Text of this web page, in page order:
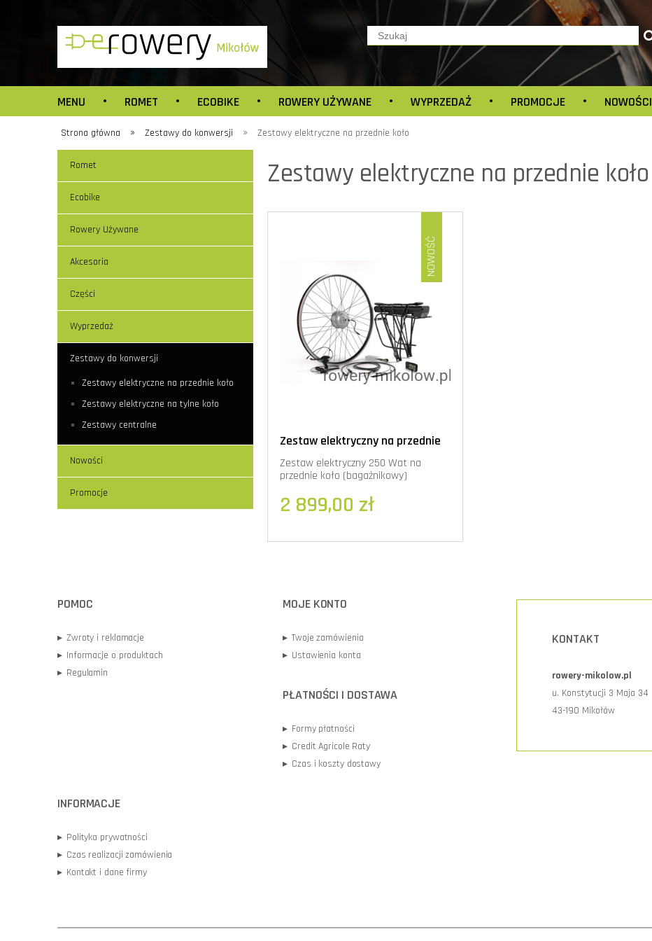
MENU ROMET ECOBIKE ROWERY UŻYWANE WYPRZEDAŻ PROMOCJE NOWOŚCI
Strona główna » Zestawy do konwersji » Zestawy elektryczne na przednie koło
Romet
Ecobike
Rowery Używane
Akcesoria
Części
Wyprzedaż
Zestawy do konwersji
Zestawy elektryczne na przednie koło
Zestawy elektryczne na tylne koło
Zestawy centralne
Nowości
Promocje
Zestawy elektryczne na przednie koło
Zestaw elektryczny na przednie
koło (bagażnikowy)
Zestaw elektryczny 250 Wat na
przednie koło (bagażnikowy)
2 899,00 zł
NOWOŚĆ
POMOC
▸ Zwroty i reklamacje
▸ Informacje o produktach
▸ Regulamin
MOJE KONTO
▸ Twoje zamówienia
▸ Ustawienia konta
PŁATNOŚCI I DOSTAWA
▸ Formy płatności
▸ Credit Agricole Raty
▸ Czas i koszty dostawy
INFORMACJE
▸ Polityka prywatności
▸ Czas realizacji zamówienia
▸ Kontakt i dane firmy
KONTAKT
rowery-mikolow.pl
u. Konstytucji 3 Maja 34
43-190 Mikołów